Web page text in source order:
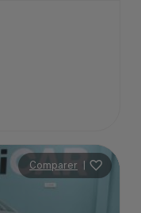
Comparer |